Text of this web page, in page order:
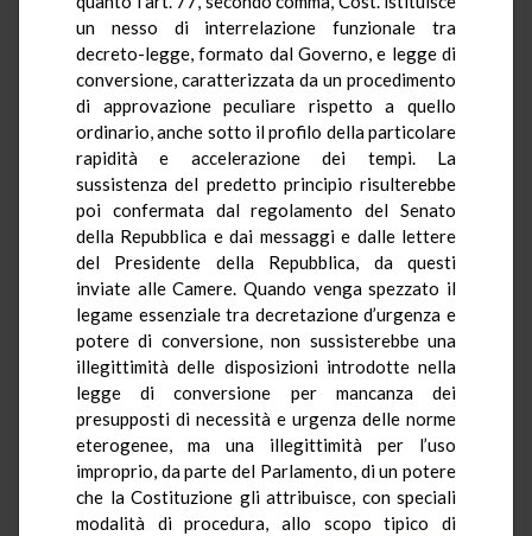
un nesso di interrelazione funzionale tra
decreto-legge, formato dal Governo, e legge di
conversione, caratterizzata da un procedimento
di approvazione peculiare rispetto a quello
ordinario, anche sotto il profilo della particolare
rapidità e accelerazione dei tempi. La
sussistenza del predetto principio risulterebbe
poi confermata dal regolamento del Senato
della Repubblica e dai messaggi e dalle lettere
del Presidente della Repubblica, da questi
inviate alle Camere. Quando venga spezzato il
legame essenziale tra decretazione d’urgenza e
potere di conversione, non sussisterebbe una
illegittimità delle disposizioni introdotte nella
legge di conversione per mancanza dei
presupposti di necessità e urgenza delle norme
eterogenee, ma una illegittimità per l’uso
improprio, da parte del Parlamento, di un potere
che la Costituzione gli attribuisce, con speciali
modalità di procedura, allo scopo tipico di